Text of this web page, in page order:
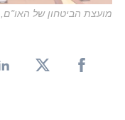
מועצת הביטחון של האו"ם,